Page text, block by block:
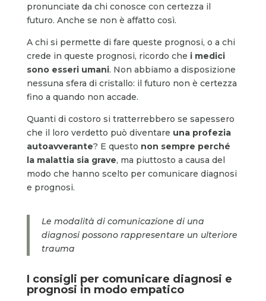
pronunciate da chi conosce con certezza il
futuro. Anche se non è affatto così.
A chi si permette di fare queste prognosi, o a chi
crede in queste prognosi, ricordo che i medici
sono esseri umani. Non abbiamo a disposizione
nessuna sfera di cristallo: il futuro non è certezza
fino a quando non accade.
Quanti di costoro si tratterrebbero se sapessero
che il loro verdetto può diventare una profezia
autoavverante? E questo non sempre perché
la malattia sia grave, ma piuttosto a causa del
modo che hanno scelto per comunicare diagnosi
e prognosi.
Le modalità di comunicazione di una
diagnosi possono rappresentare un ulteriore
trauma
I consigli per comunicare diagnosi e
prognosi in modo empatico